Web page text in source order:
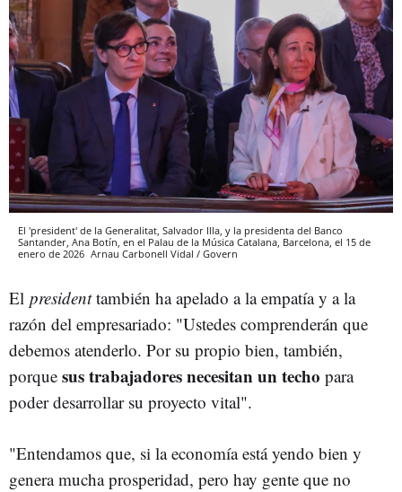
El 'president' de la Generalitat, Salvador Illa, y la presidenta del Banco
Santander, Ana Botín, en el Palau de la Música Catalana, Barcelona, el 15 de
enero de 2026 Arnau Carbonell Vidal / Govern
El presidenttambién ha apelado a la empatía y a la
razón del empresariado: "Ustedes comprenderán que
debemos atenderlo. Por su propio bien, también,
porque sus trabajadores necesitan un techo para
poder desarrollar su proyecto vital".
"Entendamos que, si la economía está yendo bien y
genera mucha prosperidad, pero hay gente que no